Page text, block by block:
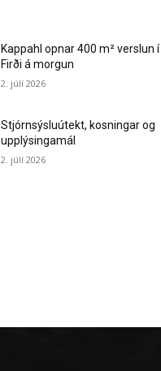
Kappahl opnar 400 m² verslun í
Firði á morgun
2. júlí 2026
Stjórnsýsluútekt, kosningar og
upplýsingamál
2. júlí 2026